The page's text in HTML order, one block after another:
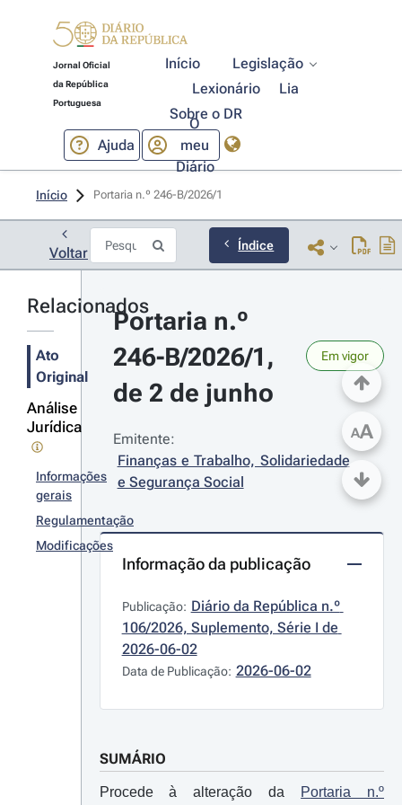
Jornal Oficial
da República
Portuguesa
Início
Legislação
Lexionário
Lia
Sobre o DR
Ajuda
O
meu
Diário
Início Portaria n.º 246-B/2026/1
Voltar Índice
Relacionados
Ato
Original
Análise
Jurídica
Informações
gerais
Regulamentação
Modificações
Portaria n.º
246-B/2026/1,
de 2 de junho
Em vigor
Emitente:
Finanças e Trabalho, Solidariedade
e Segurança Social
Informação da publicação
Publicação: Diário da República n.º
106/2026, Suplemento, Série I de
2026-06-02
Data de Publicação: 2026-06-02
SUMÁRIO
Procede à alteração da Portaria n.º
AA